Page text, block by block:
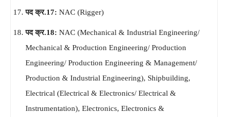
पद क्र.17: NAC (Rigger)
पद क्र.18: NAC (Mechanical & Industrial Engineering/
Mechanical & Production Engineering/ Production
Engineering/ Production Engineering & Management/
Production & Industrial Engineering), Shipbuilding,
Electrical (Electrical & Electronics/ Electrical &
Instrumentation), Electronics, Electronics &